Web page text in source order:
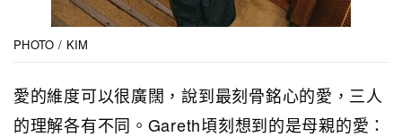
PHOTO / KIM
愛的維度可以很廣闊，說到最刻骨銘心的愛，三人
的理解各有不同。Gareth頃刻想到的是母親的愛：